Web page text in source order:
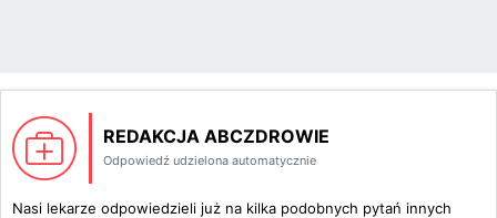
REDAKCJA ABCZDROWIE
Odpowiedź udzielona automatycznie
Nasi lekarze odpowiedzieli już na kilka podobnych pytań innych